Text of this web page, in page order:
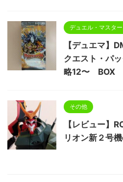
デュエル・マスタ
【デュエマ】
クエスト・パ
略12〜 BOX
その他
【レビュー】
リオン新２号